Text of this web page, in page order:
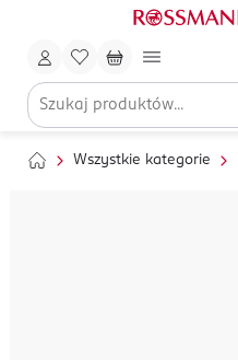
Wszystkie kategorie